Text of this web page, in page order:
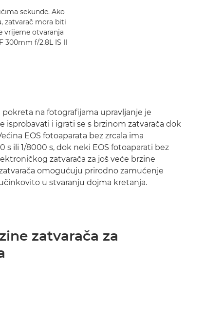
sekunde. Ako
zatvarač mora biti
vrijeme otvaranja
300mm f/2.8L IS II
na fotografijama upravljanje je
isprobavati i igrati se s brzinom zatvarača dok
EOS fotoaparata bez zrcala ima
s ili 1/8000 s, dok neki EOS fotoaparati bez
zatvarača za još veće brzine
omogućuju prirodno zamućenje
u stvaranju dojma kretanja.
zatvarača za